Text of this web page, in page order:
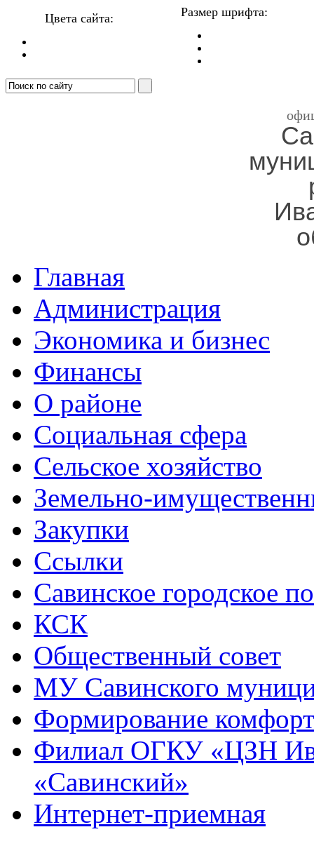
Цвета сайта: Размер шрифта:
Главная
Администрация
Экономика и бизнес
Финансы
О районе
Социальная сфера
Сельское хозяйство
Земельно-
Закупки
Ссылки
Савинское городское
КСК
Общественный совет
МУ Савинского
Формирование
Филиал ОГКУ «ЦЗН
«Савинский»
Интернет-приемная